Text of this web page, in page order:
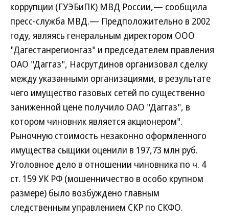
коррупции (ГУЭБиПК) МВД России,— сообщила
пресс-служба МВД.— Предположительно в 2002
году, являясь генеральным директором ООО
"Дагестанрегионгаз" и председателем правления
ОАО "Даггаз", Насрутдинов организовал сделку
между указанными организациями, в результате
чего имущество газовых сетей по существенно
заниженной цене получило ОАО "Даггаз", в
котором чиновник является акционером".
Рыночную стоимость незаконно оформленного
имущества сыщики оценили в 197,73 млн руб.
Уголовное дело в отношении чиновника по ч. 4
ст. 159 УК РФ (мошенничество в особо крупном
размере) было возбуждено главным
следственным управлением СКР по СКФО.